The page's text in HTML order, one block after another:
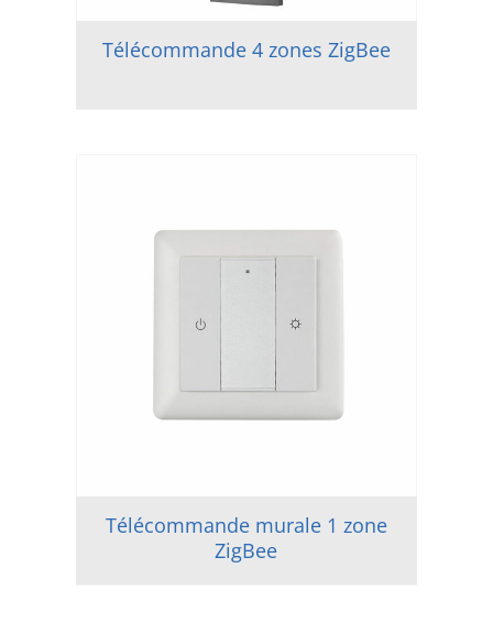
Télécommande 4 zones ZigBee
Télécommande murale 1 zone
ZigBee